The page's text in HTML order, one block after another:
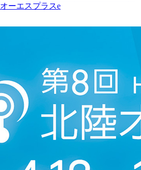
オーエスプラスe